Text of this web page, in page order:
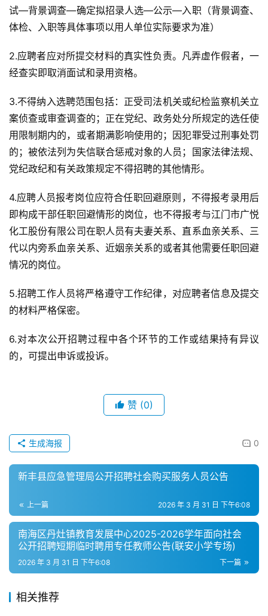
试—背景调查—确定拟招录人选—公示—入职（背景调查、
体检、入职等具体事项以用人单位实际要求为准）
2.应聘者应对所提交材料的真实性负责。凡弄虚作假者，一
经查实即取消面试和录用资格。
3.不得纳入选聘范围包括：正受司法机关或纪检监察机关立
案侦查或审查调查的；正在党纪、政务处分所规定的选任使
用限制期内的，或者期满影响使用的；因犯罪受过刑事处罚
的；被依法列为失信联合惩戒对象的人员；国家法律法规、
党纪政纪和有关政策规定不得招聘的其他情形。
4.应聘人员报考岗位应符合任职回避原则，不得报考录用后
即构成干部任职回避情形的岗位，也不得报考与江门市广悦
化工股份有限公司在职人员有夫妻关系、直系血亲关系、三
代以内旁系血亲关系、近姻亲关系的或者其他需要任职回避
情况的岗位。
5.招聘工作人员将严格遵守工作纪律，对应聘者信息及提交
的材料严格保密。
6.对本次公开招聘过程中各个环节的工作或结果持有异议
的，可提出申诉或投诉。
赞 (0)
0
生成海报
新丰县应急管理局公开招聘社会购买服务人员公告
上一篇 2026 年 3 月 31 日 下午6:08
南海区丹灶镇教育发展中心2025-2026学年面向社会
公开招聘短期临时聘用专任教师公告(联安小学专场)
下一篇
2026 年 3 月 31 日 下午6:08
相关推荐